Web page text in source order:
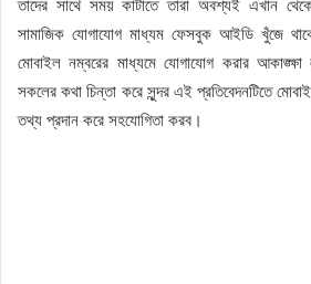
তাদের সাথে সময় কাটাতে তারা অবশ্যই এখান
সামাজিক যোগাযোগ মাধ্যম ফেসবুক আইডি খুঁজে
মোবাইল নম্বরের মাধ্যমে যোগাযোগ করার
সকলের কথা চিন্তা করে সুন্দর এই প্রতিবেদনটিতে
তথ্য প্রদান করে সহযোগিতা করব।